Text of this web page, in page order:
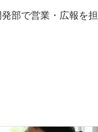
部で営業・広報を担